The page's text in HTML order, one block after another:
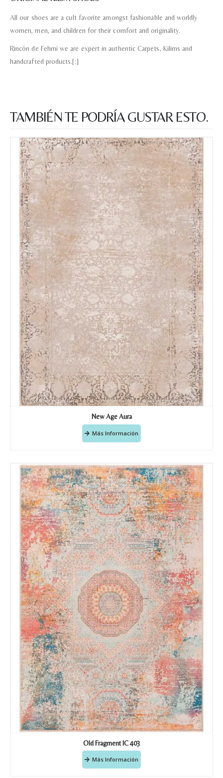
All our shoes are a cult favorite amongst fashionable and worldly
women, men, and children for their comfort and originality.
Rincón de Fehmi we are expert in authentic Carpets, Kilims and
handcrafted products.[:]
TAMBIÉN TE PODRÍA GUSTAR ESTO.
New Age Aura
Más Información
Old Fragment IC 403
Más Información
Nombre y apellido*
Nombre y Referencia del producto*
Acuerdo RGPD*
Doy mi consentimiento para que
esta web almacene la
información que envío para que
puedan responder a mi petición.
Recibir mi oferta